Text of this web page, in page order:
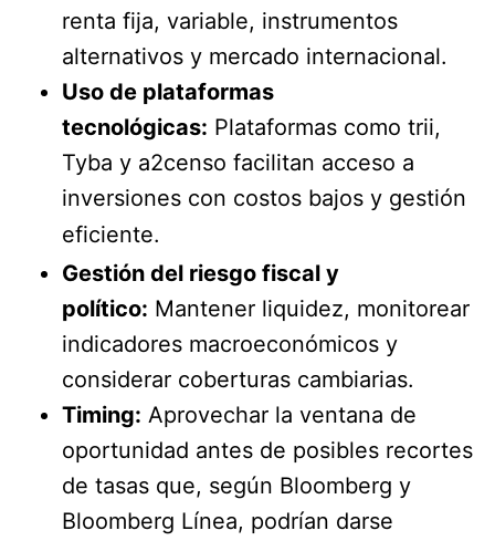
renta fija, variable, instrumentos
alternativos y mercado internacional.
Uso de plataformas
tecnológicas: Plataformas como trii,
Tyba y a2censo facilitan acceso a
inversiones con costos bajos y gestión
eficiente.
Gestión del riesgo fiscal y
político: Mantener liquidez, monitorear
indicadores macroeconómicos y
considerar coberturas cambiarias.
Timing: Aprovechar la ventana de
oportunidad antes de posibles recortes
de tasas que, según Bloomberg y
Bloomberg Línea, podrían darse